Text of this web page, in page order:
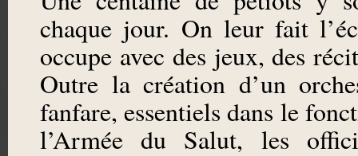
chaque jour. On leur fait
occupe avec des jeux, des
Outre la création d’un
fanfare, essentiels dans le
l’Armée du Salut, les